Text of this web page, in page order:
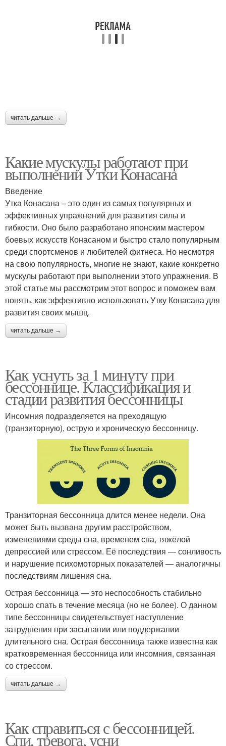
читать дальше →
Какие мускулы работают при
выполнении Утки Конасана
Введение
Утка Конасана – это один из самых популярных и
эффективных упражнений для развития силы и
гибкости. Оно было разработано японским мастером
боевых искусств Конасаном и быстро стало популярным
среди спортсменов и любителей фитнеса. Но несмотря
на свою популярность, многие не знают, какие конкретно
мускулы работают при выполнении этого упражнения. В
этой статье мы рассмотрим этот вопрос и поможем вам
понять, как эффективно использовать Утку Конасана для
развития своих мышц.
читать дальше →
Как уснуть за 1 минуту при
бессоннице. Классификация и
стадии развития бессонницы
Инсомния подразделяется на преходящую
(транзиторную), острую и хроническую бессонницу.
Транзиторная бессонница длится менее недели. Она
может быть вызвана другим расстройством,
изменениями среды сна, временем сна, тяжёлой
депрессией или стрессом. Её последствия — сонливость
и нарушение психомоторных показателей — аналогичны
последствиям лишения сна.
Острая бессонница — это неспособность стабильно
хорошо спать в течение месяца (но не более). О данном
типе бессонницы свидетельствует наступление
затруднения при засыпании или поддержании
длительного сна. Острая бессонница также известна как
кратковременная бессонница или инсомния, связанная
со стрессом.
читать дальше →
Как справиться с бессонницей.
Спи, тревога, усни